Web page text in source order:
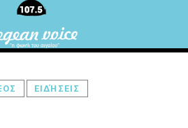
ΕΙΔΉΣΕΙΣ